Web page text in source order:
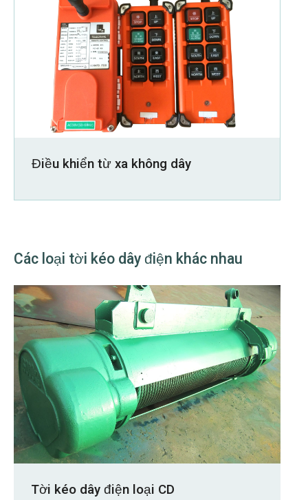
Điều khiển từ xa không dây
Các loại tời kéo dây điện khác nhau
Tời kéo dây điện loại CD